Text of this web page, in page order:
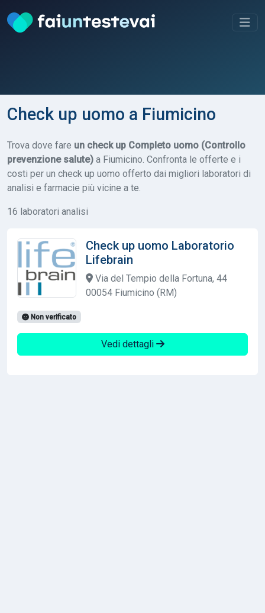
Check up uomo a Fiumicino
Trova dove fare un check up Completo uomo (Controllo
prevenzione salute) a Fiumicino. Confronta le offerte e i
costi per un check up uomo offerto dai migliori laboratori di
analisi e farmacie più vicine a te.
16 laboratori analisi
Check up uomo Laboratorio
Lifebrain
Via del Tempio della Fortuna, 44
00054 Fiumicino (RM)
Non verificato
Vedi dettagli